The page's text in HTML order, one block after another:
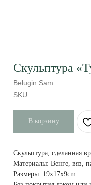
Скульптура
Belugin Sam
SKU:
В корзину
Скульптура, сделанная
Материалы: Венге, вяз,
Размеры: 19х17х9cm